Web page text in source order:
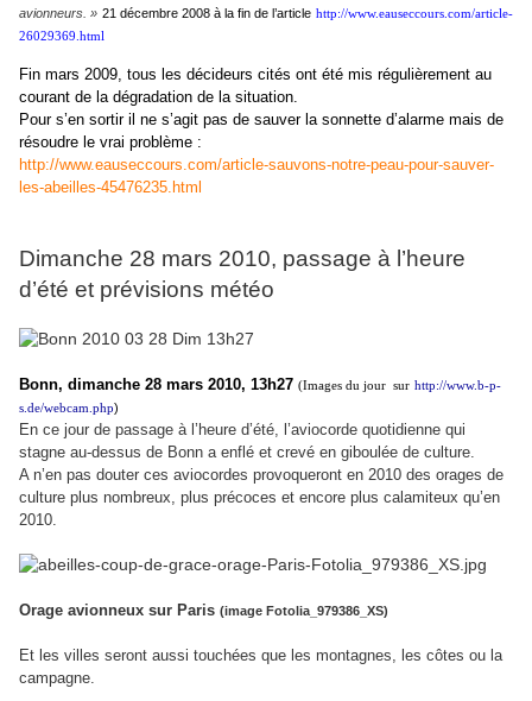
avionneurs. » 21 décembre 2008 à la fin de l’article http://www.eauseccours.com/article-
26029369.html
Fin mars 2009, tous les décideurs cités ont été mis régulièrement au
courant de la dégradation de la situation.
Pour s’en sortir il ne s’agit pas de sauver la sonnette d’alarme mais de
résoudre le vrai problème :
http://www.eauseccours.com/article-sauvons-notre-peau-pour-sauver-
les-abeilles-45476235.html
Dimanche 28 mars 2010, passage à l’heure
d’été et prévisions météo
Bonn, dimanche 28 mars 2010, 13h27 (Images du jour sur http://www.b-p-
s.de/webcam.php)
En ce jour de passage à l’heure d’été, l’aviocorde quotidienne qui
stagne au-dessus de Bonn a enflé et crevé en giboulée de culture.
A n’en pas douter ces aviocordes provoqueront en 2010 des orages de
culture plus nombreux, plus précoces et encore plus calamiteux qu’en
2010.
Orage avionneux sur Paris (image Fotolia_979386_XS)
Et les villes seront aussi touchées que les montagnes, les côtes ou la
campagne.